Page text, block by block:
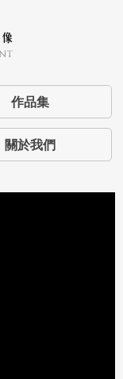
作品集
關於我們